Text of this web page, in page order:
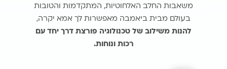
משאבות החלב האלחוטיות, המתקדמות והטובות
בעולם מבית ביאמבה מאפשרות לך אמא יקרה,
להנות משילוב של טכנולוגיה פורצת דרך יחד עם
רכות ונוחות.